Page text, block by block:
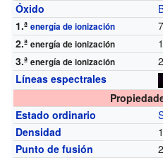
Óxido
1.ªenergía de ionización
2.ªenergía de ionización
3.ªenergía de ionización
Líneas espectrales
Estado ordinario
Densidad
Punto de fusión